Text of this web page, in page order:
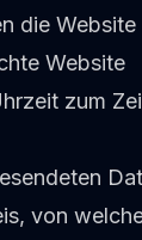
die
Website
zum
von